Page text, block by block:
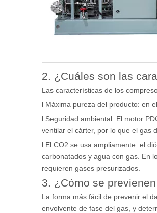
2. ¿Cuáles son las
Las características de los
l Máxima pureza del producto: en
l Seguridad ambiental: El motor
ventilar el cárter, por lo que el gas
l El CO2 se usa ampliamente: el
carbonatados y agua con gas. En
requieren gases presurizados.
3. ¿Cómo se
La forma más fácil de prevenir el
envolvente de fase del gas, y